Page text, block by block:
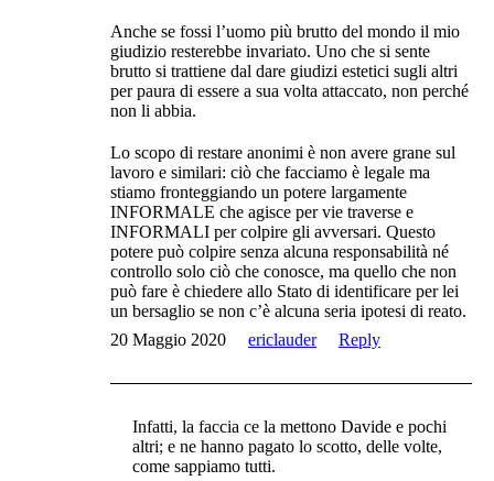
Anche se fossi l’uomo più brutto del mondo il mio
giudizio resterebbe invariato. Uno che si sente
brutto si trattiene dal dare giudizi estetici sugli altri
per paura di essere a sua volta attaccato, non perché
non li abbia.
Lo scopo di restare anonimi è non avere grane sul
lavoro e similari: ciò che facciamo è legale ma
stiamo fronteggiando un potere largamente
INFORMALE che agisce per vie traverse e
INFORMALI per colpire gli avversari. Questo
potere può colpire senza alcuna responsabilità né
controllo solo ciò che conosce, ma quello che non
può fare è chiedere allo Stato di identificare per lei
un bersaglio se non c’è alcuna seria ipotesi di reato.
20 Maggio 2020
ericlauder Reply
Infatti, la faccia ce la mettono Davide e pochi
altri; e ne hanno pagato lo scotto, delle volte,
come sappiamo tutti.